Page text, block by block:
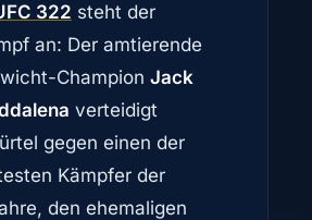
322 steht der
an: Der amtierende
Champion Jack
verteidigt
gegen einen der
Kämpfer der
den ehemaligen